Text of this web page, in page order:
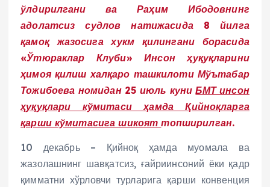
ўлдирилгани ва Раҳим Ибодовнинг
адолатсиз судлов натижасида 8 йилга
қамоқ жазосига хукм қилингани борасида
«Ўтюраклар Клуби» Инсон ҳуқуқларини
ҳимоя қилиш халқаро ташкилоти Мўътабар
Тожибоева номидан 25 июль куниБМТ инсон
ҳуқуқлари кўмитаси ҳамда Қийноқларга
қарши кўмитасига шикояттопширилган.
10 декабрь – Қийноқ ҳамда муомала ва
жазолашнинг шавқатсиз, ғайриинсоний ёки қадр
қимматни хўрловчи турларига қарши конвенция